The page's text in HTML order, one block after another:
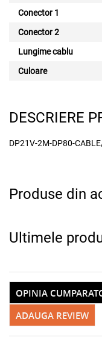
Conector 1
Conector 2
Lungime cablu
Culoare
DESCRIERE
DP21V-2M-DP80-
Produse din
Ultimele
ADAUGA REVIEW
OPINIA